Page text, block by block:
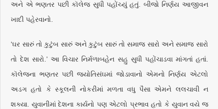
અને એ ભણતર પછી કૉલેજ સુધી પહોંચ્યું હતું. બીજો નિર્ણય આજીવન
ખાદી પહેરવાનો.
‘ઘર સારું તો કુટુંબ સારું અને કુટુંબ સારું તો સમાજ સારો અને સમાજ સારો
તો દેશ સારો.’ આ વિચાર નિર્મળાબહેન સહુ સુધી પહોંચાડવા માંગતાં હતાં.
કૉલેજના ભણતર પછી જ્યોતિસંઘમાં જોડાવાનો એમનો નિર્ણય એટલો
અડગ હતો કે સ્કૂલની નોકરીમાં મળતા વધુ પૈસા એમને લલચાવી ન
શક્યા. યુવાનીમાં દેશના કાર્યનો પણ એટલો પ્રભાવ હતો કે યુવાન વયે જ